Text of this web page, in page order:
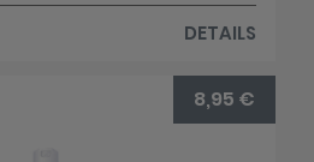
DETAILS
8,95 €